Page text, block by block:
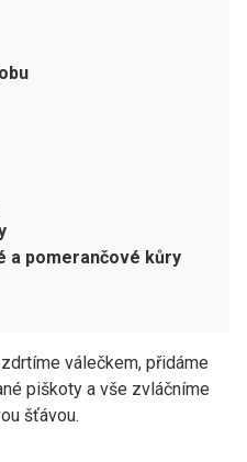
a pomerančové kůry
válečkem, přidáme
piškoty a vše zvláčníme
šťávou.